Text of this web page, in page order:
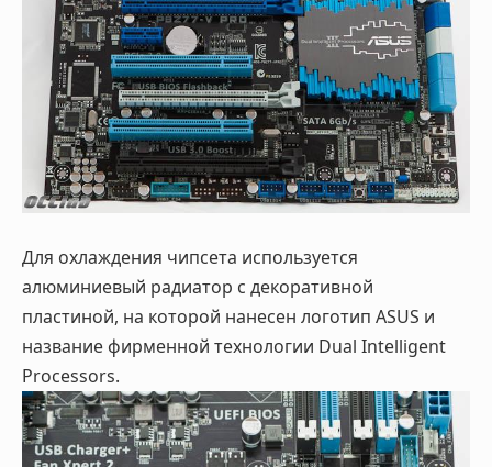
Для охлаждения чипсета используется
алюминиевый радиатор с декоративной
пластиной, на которой нанесен логотип ASUS и
название фирменной технологии Dual Intelligent
Processors.